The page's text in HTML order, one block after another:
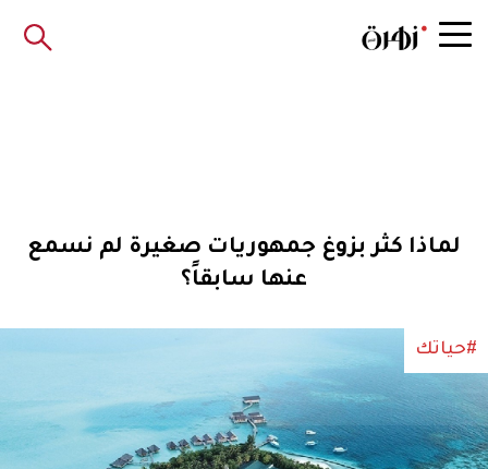
لماذا كثر بزوغ جمهوريات صغيرة لم نسمع
عنها سابقاً؟
#حياتك